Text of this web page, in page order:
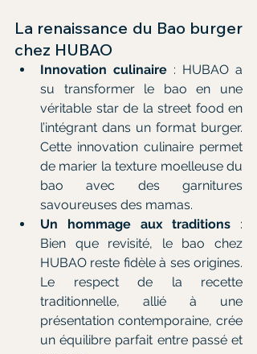
La renaissance du Bao burger
chez HUBAO
Innovation culinaire : HUBAO a
su transformer le bao en une
véritable star de la street food en
l’intégrant dans un format burger.
Cette innovation culinaire permet
de marier la texture moelleuse du
bao avec des garnitures
savoureuses des mamas.
Un hommage aux traditions :
Bien que revisité, le bao chez
HUBAO reste fidèle à ses origines.
Le respect de la recette
traditionnelle, allié à une
présentation contemporaine, crée
un équilibre parfait entre passé et